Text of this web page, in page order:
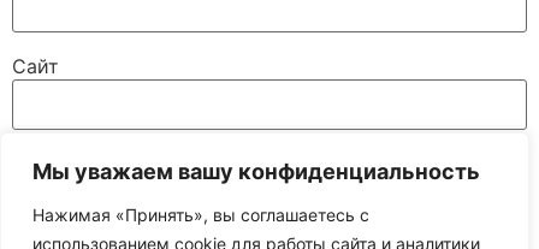
Мы уважаем вашу конфиденциальность
Нажимая «Принять», вы соглашаетесь с
использованием cookie для работы сайта и аналитики
Сайт
Сохранить моё имя, email и адрес сайта в этом
браузере для последующих моих комментариев.